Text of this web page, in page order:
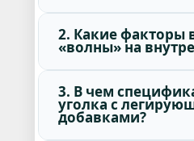
2. Какие факторы
«волны» на
3. В чем
уголка с
добавками?